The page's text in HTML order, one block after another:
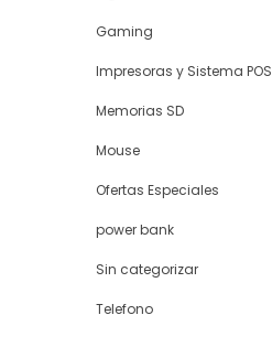
Gaming
Impresoras y Sistema POS
Memorias SD
Mouse
Ofertas Especiales
power bank
Sin categorizar
Telefono